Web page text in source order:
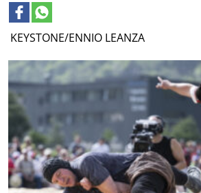
KEYSTONE/ENNIO LEANZA